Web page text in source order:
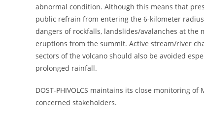
abnormal condition. Although this means that
public refrain from entering the 6-kilometer
dangers of rockfalls, landslides/avalanches at
eruptions from the summit. Active stream/river
sectors of the volcano should also be avoided
prolonged rainfall.
DOST-PHIVOLCS maintains its close monitoring
concerned stakeholders.